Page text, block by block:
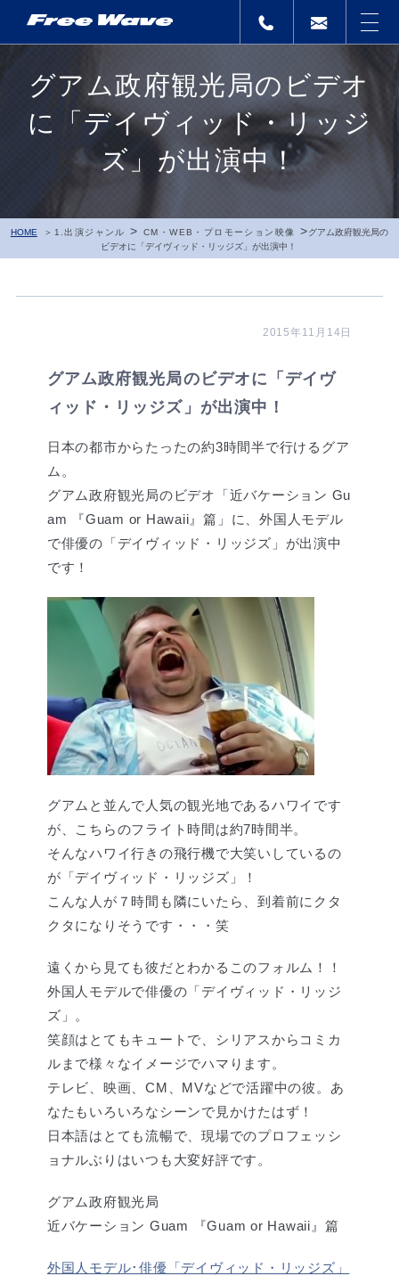
グアム政府観光局のビデオ
に「デイヴィッド・リッジ
ズ」が出演中！
HOME 1.出演ジャンル > CM・WEB・プロモーション映像 >グアム政府観光局の
ビデオに「デイヴィッド・リッジズ」が出演中！
2015年11月14日
グアム政府観光局のビデオに「デイヴ
ィッド・リッジズ」が出演中！
日本の都市からたったの約3時間半で行けるグア
ム。
グアム政府観光局のビデオ「近バケーション Gu
am 『Guam or Hawaii』篇」に、外国人モデル
で俳優の「デイヴィッド・リッジズ」が出演中
です！
グアムと並んで人気の観光地であるハワイです
が、こちらのフライト時間は約7時間半。
そんなハワイ行きの飛行機で大笑いしているの
が「デイヴィッド・リッジズ」！
こんな人が７時間も隣にいたら、到着前にクタ
クタになりそうです・・・笑
遠くから見ても彼だとわかるこのフォルム！！
外国人モデルで俳優の「デイヴィッド・リッジ
ズ」。
笑顔はとてもキュートで、シリアスからコミカ
ルまで様々なイメージでハマります。
テレビ、映画、CM、MVなどで活躍中の彼。あ
なたもいろいろなシーンで見かけたはず！
日本語はとても流暢で、現場でのプロフェッシ
ョナルぶりはいつも大変好評です。
グアム政府観光局
近バケーション Guam 『Guam or Hawaii』篇
外国人モデル･俳優「デイヴィッド・リッジズ」